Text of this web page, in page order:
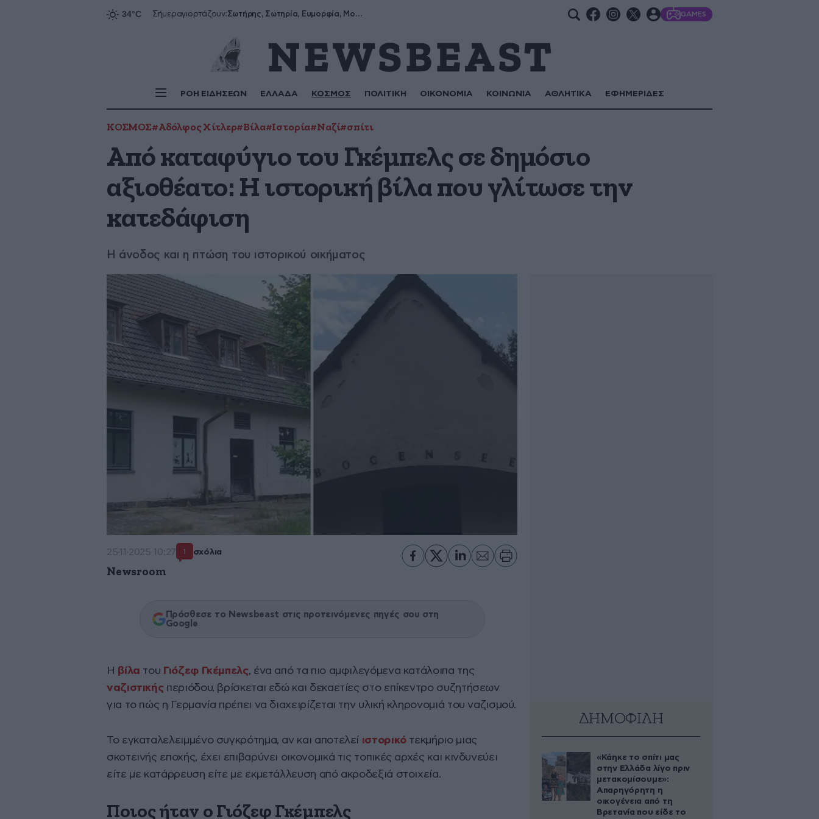
Σήμεραγιορτάζουν: Σωτήρης, Σωτηρία, Ευμορφία, Μορφούλα GAMES
ΡΟΗ ΕΙΔΗΣΕΩΝ ΕΛΛΑΔΑ ΚΟΣΜΟΣ ΠΟΛΙΤΙΚΗ ΟΙΚΟΝΟΜΙΑ ΚΟΙΝΩΝΙΑ ΑΘΛΗΤΙΚΑ ΕΦΗΜΕΡΙΔΕΣ
ΚΟΣΜΟΣ#Αδόλφος Χίτλερ#Βίλα#Ιστορία#Ναζί#σπίτι
Από καταφύγιο του Γκέμπελς σε δημόσιο
αξιοθέατο: Η ιστορική βίλα που γλίτωσε την
κατεδάφιση
Η άνοδος και η πτώση του ιστορικού οικήματος
25·11·2025 10:27 1 σχόλια
Newsroom
Πρόσθεσε το Newsbeast στις προτεινόμενες πηγές σου στη
Google
Η βίλα του Γιόζεφ Γκέμπελς, ένα από τα πιο αμφιλεγόμενα κατάλοιπα της
ναζιστικήςπεριόδου, βρίσκεται εδώ και δεκαετίες στο επίκεντρο συζητήσεων
για το πώς η Γερμανία πρέπει να διαχειρίζεται την υλική κληρονομιά του ναζισμού.
Το εγκαταλελειμμένο συγκρότημα, αν και αποτελεί ιστορικότεκμήριο μιας
σκοτεινής εποχής, έχει επιβαρύνει οικονομικά τις τοπικές αρχές και κινδυνεύει
είτε με κατάρρευση είτε με εκμετάλλευση από ακροδεξιά στοιχεία.
Ποιος ήταν ο Γιόζεφ Γκέμπελς
ΔΗΜΟΦΙΛΗ
«Κάηκε το σπίτι μας
στην Ελλάδα λίγο πριν
μετακομίσουμε»:
Απαρηγόρητη η
οικογένεια από τη
Βρετανία που είδε το